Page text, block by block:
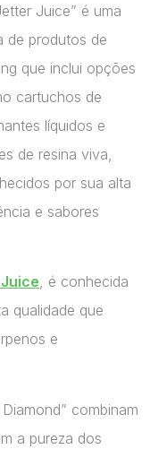
Juice” é uma
de produtos de
que inclui opções
cartuchos de
líquidos e
de resina viva,
por sua alta
e sabores
, é conhecida
qualidade que
e
combinam
a pureza dos